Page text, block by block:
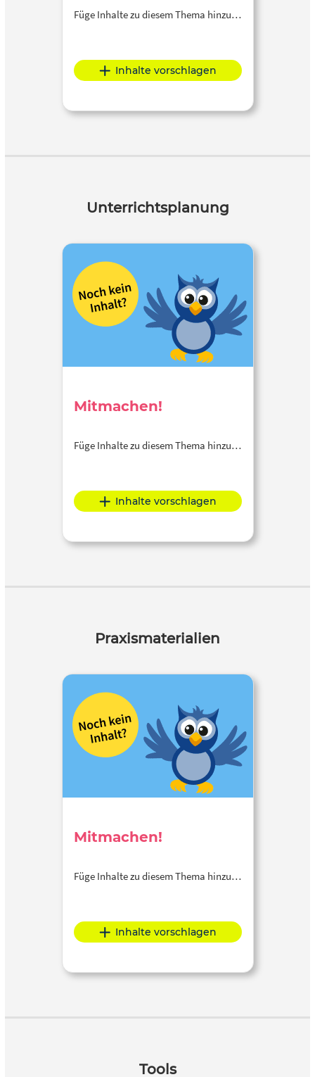
Füge Inhalte zu diesem Thema hinzu…
Inhalte vorschlagen
Unterrichtsplanung
Mitmachen!
Füge Inhalte zu diesem Thema hinzu…
Inhalte vorschlagen
Praxismaterialien
Mitmachen!
Füge Inhalte zu diesem Thema hinzu…
Inhalte vorschlagen
Tools